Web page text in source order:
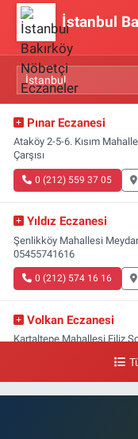
İstanbul
Pınar Eczanesi
Ataköy 2-5-6. Kısım
Çarşısı
0 (212) 559 37 05
Yıldız Eczanesi
Şenlikköy Mahallesi
05455741616
0 (212) 574 16 16
Volkan Eczanesi
Kartaltepe Mahallesi Filiz